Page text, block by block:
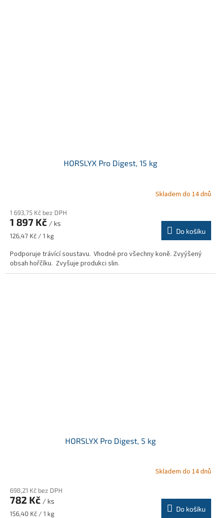
HORSLYX Pro Digest, 15 kg
Skladem do 14 dnů
1 693,75 Kč bez DPH
1 897 Kč / ks
Měrná
126,47 Kč / 1 kg
Do košíku
Podporuje trávící soustavu. Vhodné pro všechny koně. Zvyýšený
obsah hořčíku. Zvyšuje produkci slin.
HORSLYX Pro Digest, 5 kg
Skladem do 14 dnů
698,21 Kč bez DPH
782 Kč / ks
Měrná
156,40 Kč / 1 kg
Do košíku